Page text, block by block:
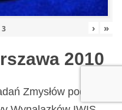
3 › »
2010
Zmysłów podczas